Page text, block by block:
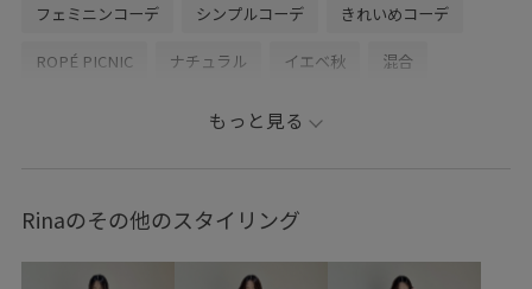
フェミニンコーデ シンプルコーデ きれいめコーデ
ROPÉ PICNIC ナチュラル イエベ秋 混合
スカート
バンダナ/スカーフ キーホルダー
もっと見る
Rinaのその他のスタイリング